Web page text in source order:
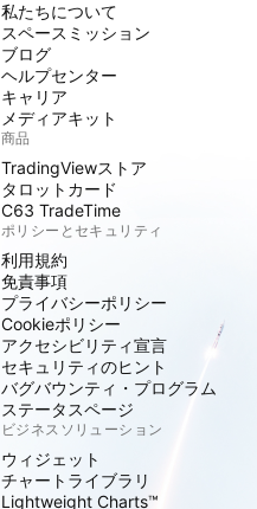
私たちについて
スペースミッション
ブログ
ヘルプセンター
キャリア
メディアキット
商品
TradingViewストア
タロットカード
C63 TradeTime
ポリシーとセキュリティ
利用規約
免責事項
プライバシーポリシー
Cookieポリシー
アクセシビリティ宣言
セキュリティのヒント
バグバウンティ・プログラム
ステータスページ
ビジネスソリューション
ウィジェット
チャートライブラリ
Lightweight Charts™